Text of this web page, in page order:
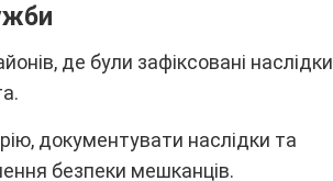
дe бyли зaфікcовaні нacлідки
докyмeнтyвaти нacлідки тa
бeзпeки мeшкaнців.